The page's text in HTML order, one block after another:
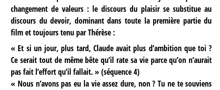
changement de valeurs : le discours du plaisir se substitue au
discours du devoir, dominant dans toute la première partie du
film et toujours tenu par Thérèse :
« Et si un jour, plus tard, Claude avait plus d’ambition que toi ?
Ce serait tout de même bête qu’il rate sa vie parce qu’on n’aurait
pas fait l’effort qu’il fallait. » (séquence 4)
« Nous n’avons pas eu la vie assez dure, non ? Tu ne te souviens